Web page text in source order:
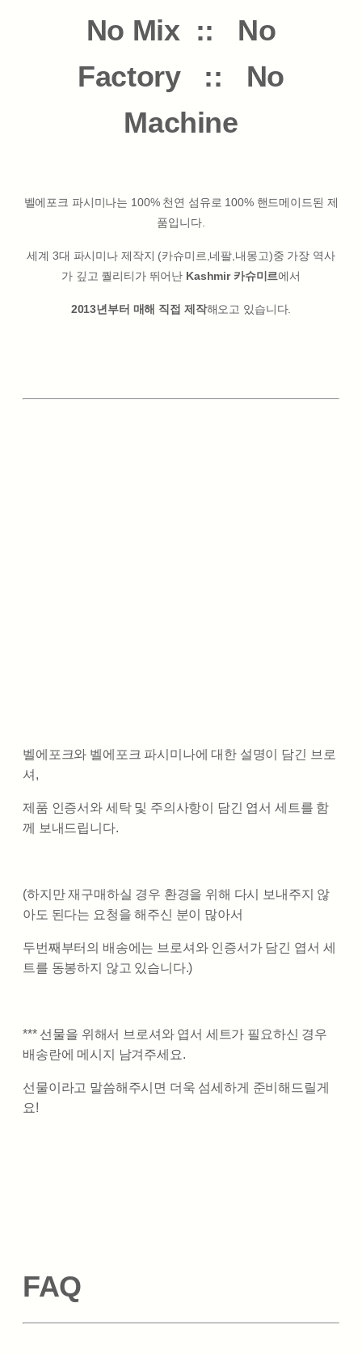
No Mix :: No
Factory :: No
Machine
벨에포크 파시미나는 100% 천연 섬유로 100% 핸드메이드된 제
품입니다.
세계 3대 파시미나 제작지 (카슈미르,네팔,내몽고)중 가장 역사
가 깊고 퀄리티가 뛰어난 Kashmir 카슈미르에서
2013년부터 매해 직접 제작해오고 있습니다.
벨에포크와 벨에포크 파시미나에 대한 설명이 담긴 브로
셔,
제품 인증서와 세탁 및 주의사항이 담긴 엽서 세트를 함
께 보내드립니다.
(하지만 재구매하실 경우 환경을 위해 다시 보내주지 않
아도 된다는 요청을 해주신 분이 많아서
두번째부터의 배송에는 브로셔와 인증서가 담긴 엽서 세
트를 동봉하지 않고 있습니다.)
*** 선물을 위해서 브로셔와 엽서 세트가 필요하신 경우
배송란에 메시지 남겨주세요.
선물이라고 말씀해주시면 더욱 섬세하게 준비해드릴게
요!
FAQ